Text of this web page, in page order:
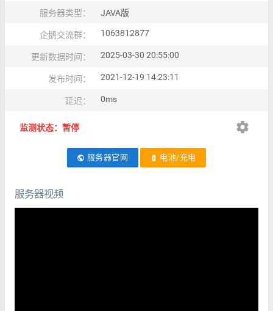
服务器类型： JAVA版
企鹅交流群： 1063812877
更新数据时间： 2025-03-30 20:55:00
发布时间： 2021-12-19 14:23:11
延迟： 0ms
监测状态：暂停 settings
public 服务器官网 battery_charging_full 电池/充电
服务器视频